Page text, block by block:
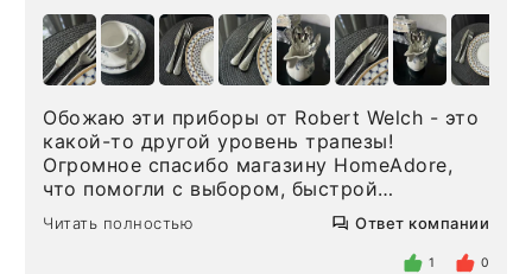
Обожаю эти приборы от Robert Welch - это
какой-то другой уровень трапезы!
Огромное спасибо магазину HomeAdore,
что помогли с выбором, быстрой
доставкой и высоким сервисом. Один раз
была здесь лично, забирала чайные ложки,
внутри очень много антикварной посуды,
Читать полностью Ответ компании
1 0